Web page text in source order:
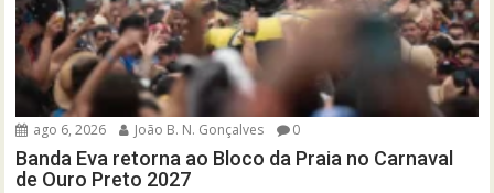
ago 6, 2026 João B. N. Gonçalves 0
Banda Eva retorna ao Bloco da Praia no Carnaval
de Ouro Preto 2027